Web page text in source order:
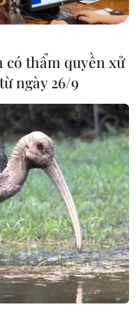
Tư lệnh Bộ Chỉ
nước Tô Lâm tiếp
Dương Hoa Kỳ
đẩy hợp tác
giám định ADN
hội kiến Tư lệnh
của Hoa Kỳ
có thẩm quyền xử
ngày 26/9